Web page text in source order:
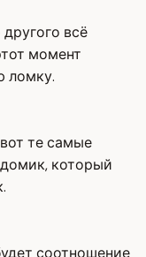
всё
момент
ломку.
те самые
который
соотношение